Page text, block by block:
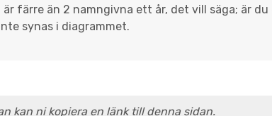
färre än 2 namngivna ett år, det vill säga; är
synas i diagrammet.
kan ni kopiera en länk till denna sidan.